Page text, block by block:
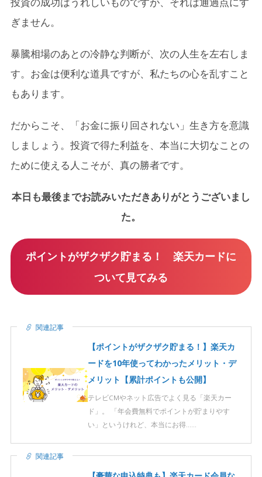
ぎません。
暴騰相場のあとの冷静な判断が、次の人生を左右しま
す。お金は便利な道具ですが、私たちの心を乱すこと
もあります。
だからこそ、「お金に振り回されない」生き方を意識
しましょう。投資で得た利益を、本当に大切なことの
ために使える人こそが、真の勝者です。
本日も最後までお読みいただきありがとうございまし
た。
ポイントがザクザク貯まる！ 楽天カードに
ついて見てみる
関連記事
【ポイントがザクザク貯まる！】楽天カ
ードを10年使ってわかったメリット・デ
メリット【累計ポイントも公開】
テレビCMやネット広告でよく見る「楽天カー
ド」。 「年会費無料でポイントが貯まりやす
い」というけれど、本当にお得……
関連記事